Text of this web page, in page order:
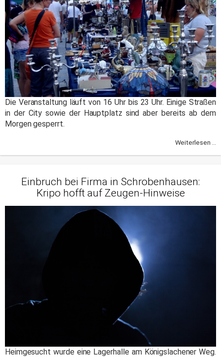
Die Veranstaltung läuft von 16 Uhr bis 23 Uhr. Einige Straßen
in der City sowie der Hauptplatz sind aber bereits ab dem
Morgen gesperrt.
Weiterlesen ...
Einbruch bei Firma in Schrobenhausen:
Kripo hofft auf Zeugen-Hinweise
Heimgesucht wurde eine Lagerhalle am Königslachener Weg.